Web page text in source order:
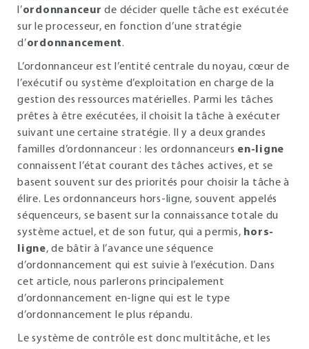
l’ordonnanceur de décider quelle tâche est exécutée
sur le processeur, en fonction d’une stratégie
d’ordonnancement.
L’ordonnanceur est l’entité centrale du noyau, cœur de
l’exécutif ou système d’exploitation en charge de la
gestion des ressources matérielles. Parmi les tâches
prêtes à être exécutées, il choisit la tâche à exécuter
suivant une certaine stratégie. Il y a deux grandes
familles d’ordonnanceur : les ordonnanceurs en-ligne
connaissent l’état courant des tâches actives, et se
basent souvent sur des priorités pour choisir la tâche à
élire. Les ordonnanceurs hors-ligne, souvent appelés
séquenceurs, se basent sur la connaissance totale du
système actuel, et de son futur, qui a permis, hors-
ligne, de bâtir à l’avance une séquence
d’ordonnancement qui est suivie à l’exécution. Dans
cet article, nous parlerons principalement
d’ordonnancement en-ligne qui est le type
d’ordonnancement le plus répandu.
Le système de contrôle est donc multitâche, et les